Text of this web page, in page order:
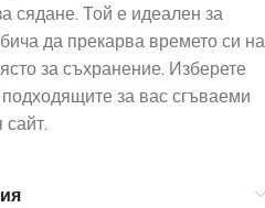
сядане. Той е идеален за
да прекарва времето си на
за съхранение. Изберете
за вас сгъваеми